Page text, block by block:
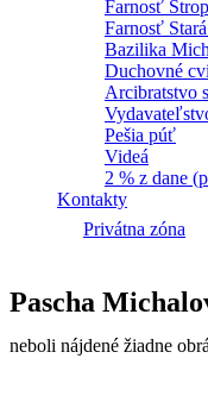
Farnosť
Farnosť
Bazilika
Duchovné
Arcibratstvo
Pešia púť
Videá
2 % z dane
Kontakty
Privátna zóna
Pascha
neboli nájdené žiadne